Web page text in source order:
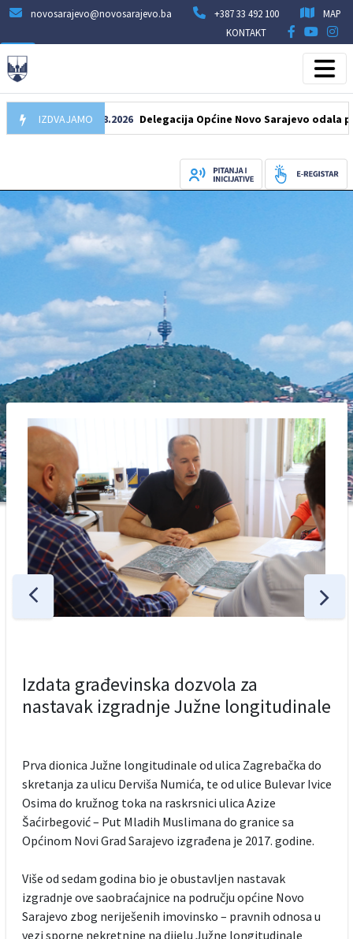
novosarajevo@novosarajevo.ba +387 33 492 100
MAP
KONTAKT
IZDVAJAMO
07.08.2026 Delegacija Općine Novo Sarajevo odala počast
Izdata građevinska dozvola za
nastavak izgradnje Južne longitudinale
Prva dionica Južne longitudinale od ulica Zagrebačka do
skretanja za ulicu Derviša Numića, te od ulice Bulevar Ivice
Osima do kružnog toka na raskrsnici ulica Azize
Šaćirbegović – Put Mladih Muslimana do granice sa
Općinom Novi Grad Sarajevo izgrađena je 2017. godine.
Više od sedam godina bio je obustavljen nastavak
izgradnje ove saobraćajnice na području općine Novo
Sarajevo zbog neriješenih imovinsko – pravnih odnosa u
vezi sporne nekretnine na dijelu Južne longitudinale